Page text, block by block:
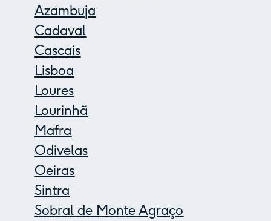
Azambuja
Cadaval
Cascais
Lisboa
Loures
Lourinhã
Mafra
Odivelas
Oeiras
Sintra
Sobral de Monte Agraço